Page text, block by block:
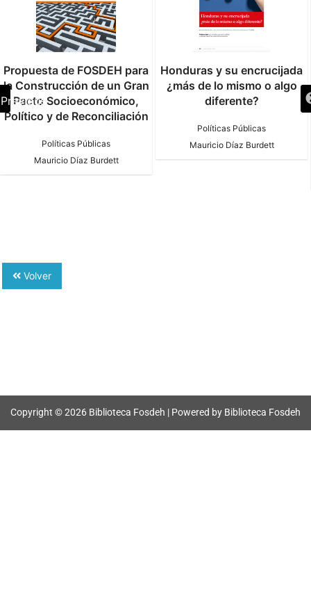
Previous
Propuesta de FOSDEH para
la Construcción de un Gran
Pacto Socioeconómico,
Político y de Reconciliación
Políticas Públicas
Mauricio Díaz Burdett
Honduras y su encrucijada
¿más de lo mismo o algo
diferente?
Políticas Públicas
Mauricio Díaz Burdett
Volver
Copyright © 2026 Biblioteca Fosdeh | Powered by Biblioteca Fosdeh